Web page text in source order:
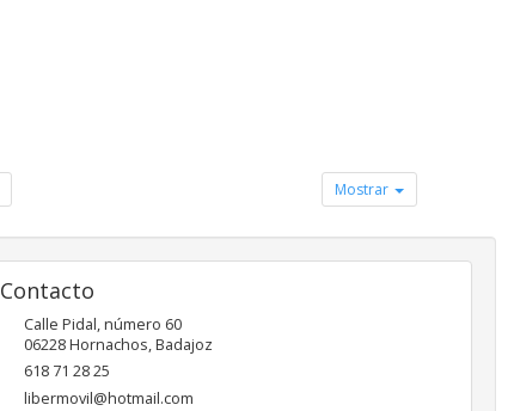
Mostrar
Contacto
Calle Pidal, número 60
06228Hornachos,Badajoz
618 71 28 25
libermovil@hotmail.com